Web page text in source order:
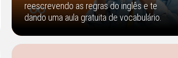
reescrevendo as regras do inglês e te
dando uma aula gratuita de vocabulário.